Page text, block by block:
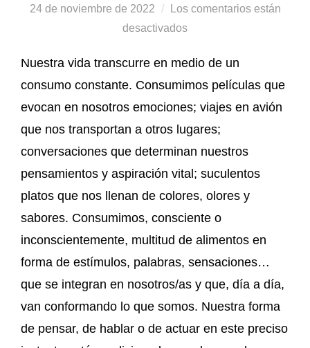
24 de noviembre de 2022
Los comentarios están
desactivados
Nuestra vida transcurre en medio de un
consumo constante. Consumimos películas que
evocan en nosotros emociones; viajes en avión
que nos transportan a otros lugares;
conversaciones que determinan nuestros
pensamientos y aspiración vital; suculentos
platos que nos llenan de colores, olores y
sabores. Consumimos, consciente o
inconscientemente, multitud de alimentos en
forma de estímulos, palabras, sensaciones…
que se integran en nosotros/as y que, día a día,
van conformando lo que somos. Nuestra forma
de pensar, de hablar o de actuar en este preciso